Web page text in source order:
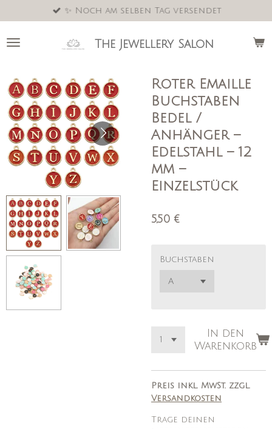
Hauptinhalt
springen
The Jewellery Salon
✨ Noch am selben Tag versendet
Roter Emaille
Buchstaben
Bedel /
Anhänger –
Edelstahl – 12
mm –
Einzelstück
5,50 €
Buchstaben
In den
Warenkorb
Preis inkl. MwSt. zzgl.
Versandkosten
Trage deinen